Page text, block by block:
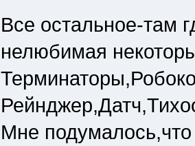
Все остальное-там
нелюбимая
Мне подумалось,что